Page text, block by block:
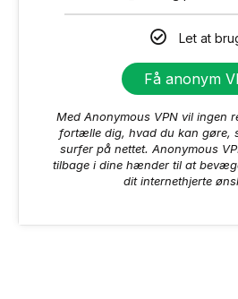
Let at
Få anonym
Med Anonymous VPN vil ingen
fortælle dig, hvad du kan gøre,
surfer på nettet. Anonymous
tilbage i dine hænder til at
dit internethjerte